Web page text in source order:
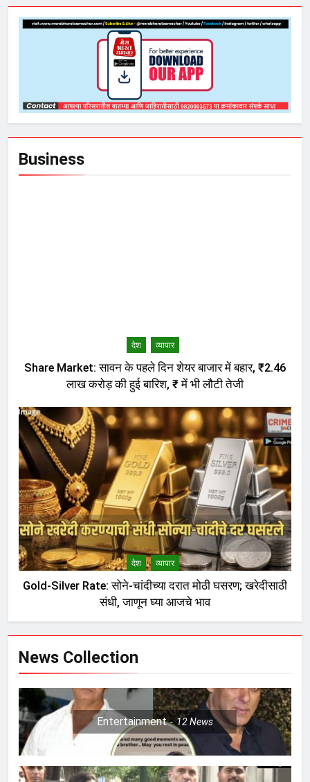
Business
देश व्यापार
Share Market: सावन के पहले दिन शेयर बाजार में बहार, ₹2.46
लाख करोड़ की हुई बारिश, ₹ में भी लौटी तेजी
देश व्यापार
Gold-Silver Rate: सोने-चांदीच्या दरात मोठी घसरण; खरेदीसाठी
संधी, जाणून घ्या आजचे भाव
News Collection
Entertainment 12News